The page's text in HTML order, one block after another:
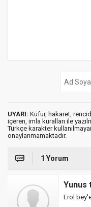
UYARI: Küfür, hakaret,
içeren, imla kuralları ile
Türkçe karakter
onaylanmamaktadır.
1 Yorum
Yunus
Erol